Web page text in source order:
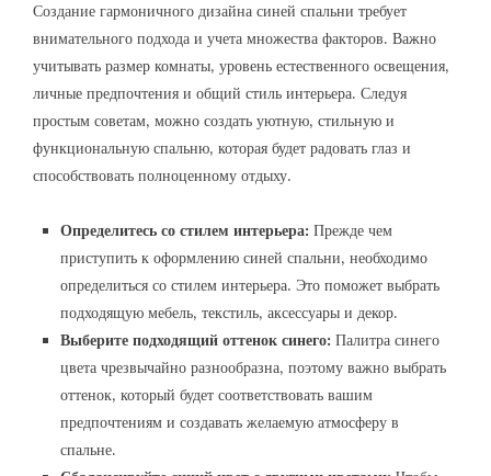
Создание гармоничного дизайна синей спальни требует
внимательного подхода и учета множества факторов. Важно
учитывать размер комнаты‚ уровень естественного освещения‚
личные предпочтения и общий стиль интерьера. Следуя
простым советам‚ можно создать уютную‚ стильную и
функциональную спальню‚ которая будет радовать глаз и
способствовать полноценному отдыху.
Определитесь со стилем интерьера: Прежде чем
приступить к оформлению синей спальни‚ необходимо
определиться со стилем интерьера. Это поможет выбрать
подходящую мебель‚ текстиль‚ аксессуары и декор.
Выберите подходящий оттенок синего: Палитра синего
цвета чрезвычайно разнообразна‚ поэтому важно выбрать
оттенок‚ который будет соответствовать вашим
предпочтениям и создавать желаемую атмосферу в
спальне.